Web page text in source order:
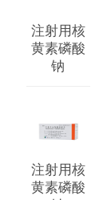
注射用核
黄素磷酸
钠
注射用核
黄素磷酸